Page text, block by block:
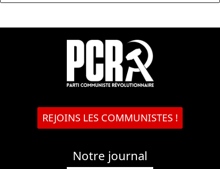
REJOINS LES COMMUNISTES !
Notre journal